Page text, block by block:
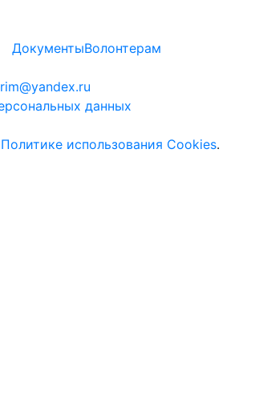
ДокументыВолонтерам
данных
Политике использования Cookies.